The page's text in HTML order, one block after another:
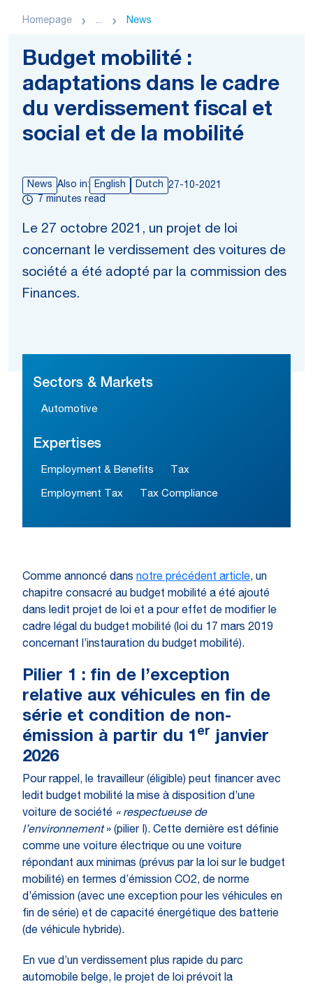
Homepage ... News
Budget mobilité :
adaptations dans le cadre
du verdissement fiscal et
social et de la mobilité
News Also in: English Dutch 27-10-2021
7 minutes read
Le 27 octobre 2021, un projet de loi
concernant le verdissement des voitures de
société a été adopté par la commission des
Finances.
Sectors & Markets
Automotive
Expertises
Employment & Benefits Tax
Employment Tax Tax Compliance
Comme annoncé dans notre précédent article, un
chapitre consacré au budget mobilité a été ajouté
dans ledit projet de loi et a pour effet de modifier le
cadre légal du budget mobilité (loi du 17 mars 2019
concernant l’instauration du budget mobilité).
Pilier 1 : fin de l’exception
relative aux véhicules en fin de
série et condition de non-
émission à partir du 1 er janvier
2026
Pour rappel, le travailleur (éligible) peut financer avec
ledit budget mobilité la mise à disposition d’une
voiture de société « respectueuse de
l’environnement» (pilier I). Cette dernière est définie
comme une voiture électrique ou une voiture
répondant aux minimas (prévus par la loi sur le budget
mobilité) en termes d’émission CO2, de norme
d’émission (avec une exception pour les véhicules en
fin de série) et de capacité énergétique des batterie
(de véhicule hybride).
En vue d’un verdissement plus rapide du parc
automobile belge, le projet de loi prévoit la